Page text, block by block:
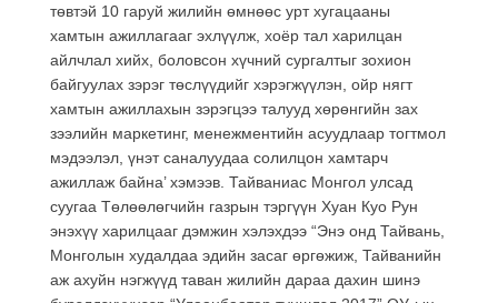
төвтэй 10 гаруй жилийн өмнөөс урт хугацааны
хамтын ажиллагааг эхлүүлж, хоёр тал харилцан
айлчлал хийх, боловсон хүчний сургалтыг зохион
байгуулах зэрэг төслүүдийг хэрэгжүүлэн, ойр нягт
хамтын ажиллахын зэрэгцээ талууд хөрөнгийн зах
зээлийн маркетинг, менежментийн асуудлаар тогтмол
мэдээлэл, үнэт саналуудаа солилцон хамтарч
ажиллаж байна’ хэмээв. Тайваниас Монгол улсад
суугаа Төлөөлөгчийн газрын тэргүүн Хуан Куо Рун
энэхүү харилцааг дэмжин хэлэхдээ “Энэ онд Тайвань,
Монголын худалдаа эдийн засаг өргөжиж, Тайванийн
аж ахуйн нэгжүүд таван жилийн дараа дахин шинэ